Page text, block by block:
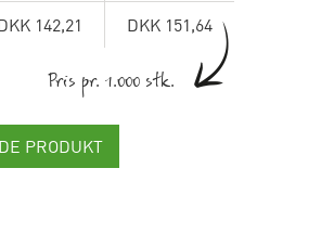
142,21 DKK 151,64
Pris pr. 1.000 stk.
PRODUKT